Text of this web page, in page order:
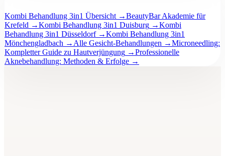
Kombi Behandlung 3in1 Übersicht →BeautyBar Akademie für
Krefeld →Kombi Behandlung 3in1 Duisburg →Kombi
Behandlung 3in1 Düsseldorf→Kombi Behandlung 3in1
Mönchengladbach → Alle Gesicht-Behandlungen →Microneedling:
Kompletter Guide zu Hautverjüngung →Professionelle
Aknebehandlung: Methoden & Erfolge →